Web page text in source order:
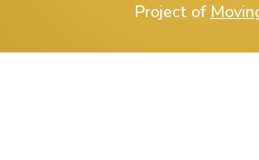
Project of